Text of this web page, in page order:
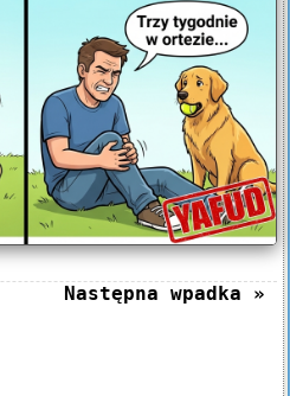
Następna wpadka »